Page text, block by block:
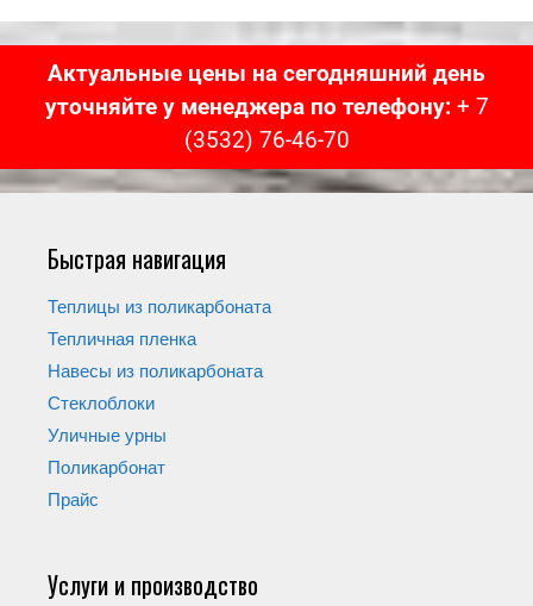
Актуальные цены на сегодняшний день
уточняйте у менеджера по телефону: + 7
(3532) 76-46-70
Быстрая навигация
Теплицы из поликарбоната
Тепличная пленка
Навесы из поликарбоната
Стеклоблоки
Уличные урны
Поликарбонат
Прайс
Услуги и производство